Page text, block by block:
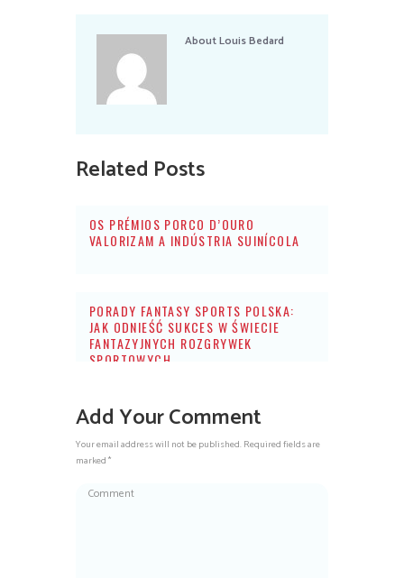
AboutLouis Bedard
Related Posts
OS PRÉMIOS PORCO D’OURO
VALORIZAM A INDÚSTRIA SUINÍCOLA
PORADY FANTASY SPORTS POLSKA:
JAK ODNIEŚĆ SUKCES W ŚWIECIE
FANTAZYJNYCH ROZGRYWEK
SPORTOWYCH
Add Your Comment
Your email address will not be published. Required fields are
marked *